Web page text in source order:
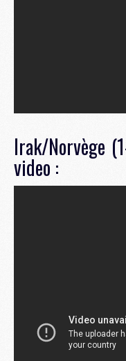
Irak/Norvège
video :